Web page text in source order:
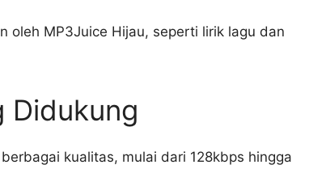
oleh MP3Juice Hijau, seperti lirik lagu dan
Didukung
kualitas, mulai dari 128kbps hingga